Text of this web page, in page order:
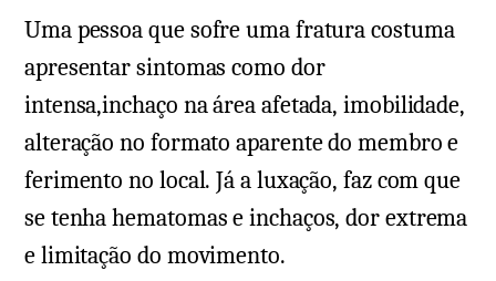
Uma pessoa que sofre uma fratura costuma
apresentar sintomas como dor
intensa,inchaço na área afetada, imobilidade,
alteração no formato aparente do membro e
ferimento no local. Já a luxação, faz com que
se tenha hematomas e inchaços, dor extrema
e limitação do movimento.